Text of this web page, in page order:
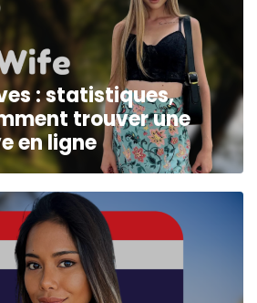
: statistiques,
trouver une
en ligne